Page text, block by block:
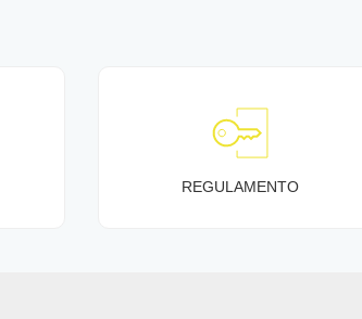
REGULAMENTO